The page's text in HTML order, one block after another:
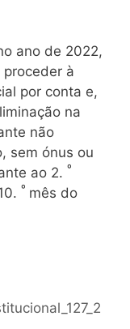
ano de 2022,
à
por conta e,
na
não
sem ónus ou
ao 2. º
º mês do